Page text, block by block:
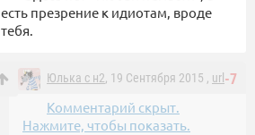
есть презрение к идиотам, вроде
тебя.
-7
Юлька с н2, 19 Сентября 2015 , url
Комментарий скрыт.
Нажмите, чтобы показать.